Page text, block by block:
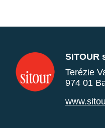
SITOUR
Terézie
974 01